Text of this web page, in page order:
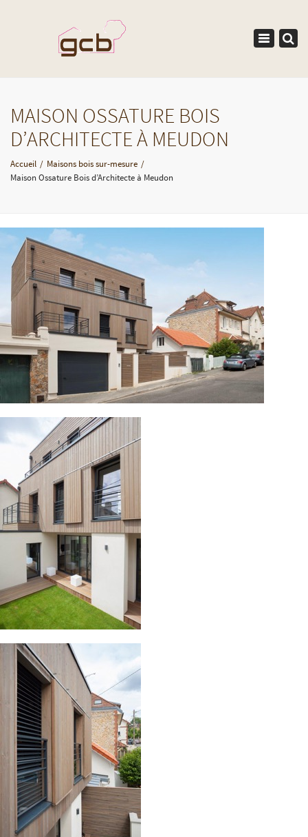
Toggle
MAISON OSSATURE BOIS
D’ARCHITECTE À MEUDON
Accueil
Maisons bois sur-mesure
Maison Ossature Bois d’Architecte à Meudon